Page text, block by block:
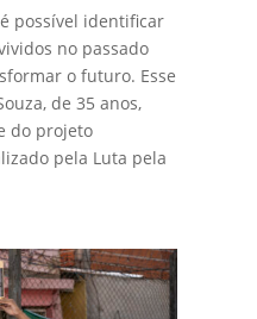
possível identificar
no passado
o futuro. Esse
de 35 anos,
do projeto
pela Luta pela